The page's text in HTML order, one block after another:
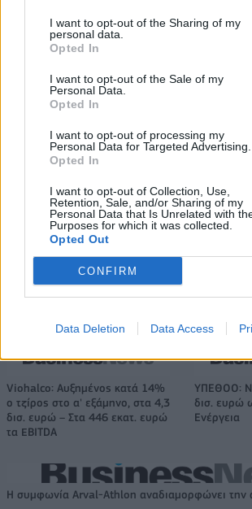
I want to opt-out of the Sharing of my
personal data.
Opted In
I want to opt-out of the Sale of my
Personal Data.
Opted In
I want to opt-out of processing my
Personal Data for Targeted Advertising.
Opted In
I want to opt-out of Collection, Use,
Retention, Sale, and/or Sharing of my
Personal Data that Is Unrelated with
Purposes for which it was collected.
Opted Out
CONFIRM
Data Deletion Data Access
Νέο Audi A2 e-tron με στόχο
την κορυφή της
Η Chery
Ουκρανία: Με Μίχαϊλιουκ και
Λεν κόντρα στην Ελλάδα
Πάρκερ:
κατακτήσω
ανάρτηση
Viohalco: Αυξημένος κατά 14%
ο τζίρος στο α' εξάμηνο, στα 4,3
δισ. ευρώ – Στα 446 εκατ. ευρώ
τα EBITDA
ΥΠΕΘΟΟ:
δισ. ευρώ
Ενέργεια
Η συμφωνία Arval-Athlon αναδιαμορφώνει την